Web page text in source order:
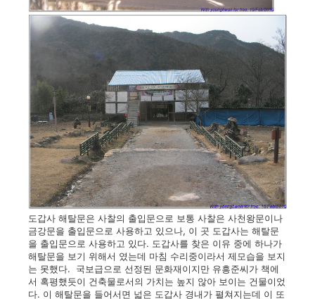
도갑사 해탈문은 사찰의 출입문으로 보통 사찰은 사천왕문이나
금강문을 출입문으로 사용하고 있으나, 이 곳 도갑사는 해탈문
을 출입문으로 사용하고 있다. 도갑사를 찾은 이유 중에 하나가
해탈문을 보기 위해서 였는데 마침 수리중이라서 제모습을 보지
는 못했다. 국보급으로 선정된 문화재이지만 유흥준씨가 책에
서 혹평했듯이 건축물로서의 가치는 높지 않아 보이는 건물이었
다. 이 해탈문을 들어서면 넓은 도갑사 경내가 펼쳐지는데 이 또